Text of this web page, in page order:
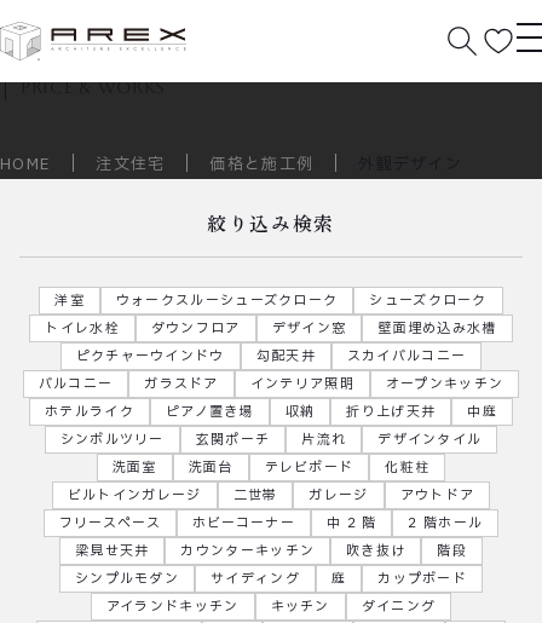
価格と施工例
price & works
HOME 注文住宅 価格と施工例
絞り込み検索
洋室 ウォークスルーシューズクローク
シューズクローク
トイレ水栓
ダウンフロア デザイン窓
壁面埋め込み水槽
ピクチャーウインドウ
勾配天井
スカイバルコニー
バルコニー
ガラスドア インテリア照明
オープンキッチン
ホテルライク
ピアノ置き場 収納 折り上げ天井
中庭
シンボルツリー
玄関ポーチ 片流れ
デザインタイル
洗面室
洗面台 テレビボード
化粧柱
ビルトインガレージ
二世帯 ガレージ
アウトドア
フリースペース
ホビーコーナー 中 2 階
2 階ホール
梁見せ天井
カウンターキッチン 吹き抜け
階段
シンプルモダン
サイディング 庭
カップボード
アイランドキッチン
キッチン
ダイニング